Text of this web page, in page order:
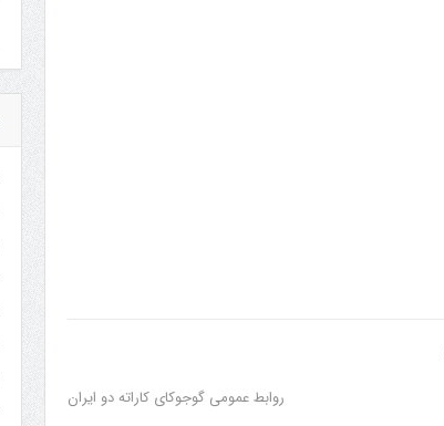
روابط عمومی گوجوکای کاراته دو ایران